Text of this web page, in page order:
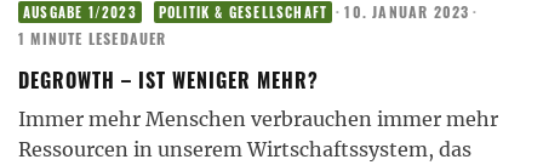
AUSGABE 1/2023 POLITIK & GESELLSCHAFT · 10. JANUAR 2023 ·
1 MINUTE LESEDAUER
DEGROWTH – IST WENIGER MEHR?
Immer mehr Menschen verbrauchen immer mehr
Ressourcen in unserem Wirtschaftssystem, das